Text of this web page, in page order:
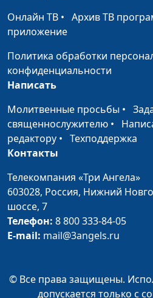
Прощение и
наказание
Поклонение и
служение Богу
Участие Бога в нашей
Онлайн ТВ • Архив ТВ
приложение
Политика обработки
конфиденциальности
Написать
Молитвенные просьбы •
священнослужителю •
редактору • Техподдержка
Контакты
Телекомпания «Три Ангела»
603028, Россия, Нижний
шоссе, 7
Телефон: 8 800 333-84-05
E-mail: mail@3angels.ru
© Все права защищены.
допускается только с